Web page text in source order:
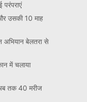
परंपराएं
उसकी 10 माह
अभियान बेलतरा से
में चलाया
अब तक 40 मरीज